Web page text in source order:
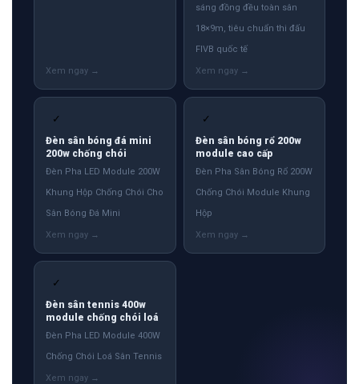
sáng đồng đều toàn sân
18×9m, tiêu chuẩn thi đấu
FIVB quốc tế
✓
Đèn sân bóng đá mini
200w chống chói
Đèn Pha LED Module 200W
Khung Hộp Chống Chói Cho
Sân Bóng Đá Mini
✓
Đèn sân bóng rổ 200w
module cao cấp
Đèn Pha Sân Bóng Rổ 200W
Chống Chói Module Khung
Hộp
✓
Đèn sân tennis 400w
module chống chói loá
Đèn Pha LED Module 400W
Chống Chói Loá Sân Tennis